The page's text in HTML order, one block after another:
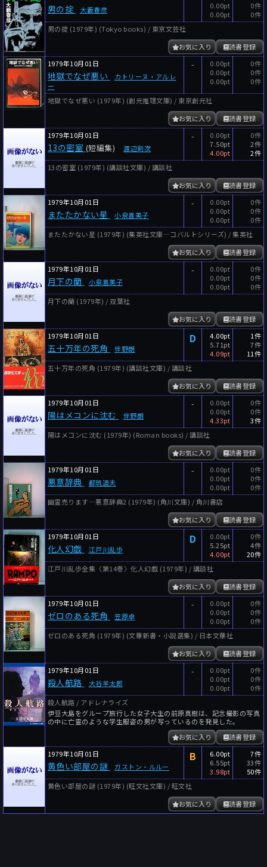
男の掟 大藪春彦
0.00pt
0.00pt
0件
0件
男の掟 (1979年) (Tokyo books) / 東京文芸社
読書登録
お気に入り
1979年10月01日
地獄でなぜ悪い
カトリーヌ・アルレ
ー
-
0.00pt
0.00pt
0.00pt
0件
0件
0件
地獄でなぜ悪い (1979年) (創元推理文庫) / 東京創元社
読書登録
お気に入り
1979年10月01日
13の密室 (短編集) 渡辺剣次
-
0.00pt
7.50pt
4.00pt
0件
2件
2件
13の密室 (1979年) (講談社文庫) / 講談社
読書登録
お気に入り
1979年10月01日
またたかない星 小泉喜美子
-
0.00pt
0.00pt
0.00pt
0件
0件
0件
またたかない星 (1979年) (集英社文庫―コバルトシリーズ) / 集英社
読書登録
お気に入り
1979年10月01日
月下の蘭 小泉喜美子
-
0.00pt
0.00pt
0.00pt
0件
0件
0件
月下の蘭 (1979年) / 双葉社
読書登録
お気に入り
1979年10月01日
五十万年の死角 伴野朗
D
4.00pt
5.71pt
4.09pt
1件
7件
11件
五十万年の死角 (1979年) (講談社文庫) / 講談社
読書登録
お気に入り
1979年10月01日
陽はメコンに沈む 伴野朗
-
0.00pt
0.00pt
4.33pt
0件
0件
3件
陽はメコンに沈む (1979年) (Roman books) / 講談社
読書登録
お気に入り
1979年10月01日
悪意辞典 都筑道夫
-
0.00pt
0.00pt
0.00pt
0件
0件
0件
幽霊売ります―悪意辞典2 (1979年) (角川文庫) / 角川書店
読書登録
お気に入り
1979年10月01日
化人幻戯 江戸川乱歩
D
0.00pt
5.25pt
4.00pt
0件
4件
20件
江戸川乱歩全集〈第14巻〉化人幻戯 (1979年) / 講談社
読書登録
お気に入り
1979年10月01日
ゼロのある死角 笠原卓
-
0.00pt
0.00pt
0.00pt
0件
0件
0件
ゼロのある死角 (1979年) (文華新書・小説選集) / 日本文華社
読書登録
お気に入り
1979年10月01日
殺人航路 大谷羊太郎
-
0.00pt
0.00pt
0.00pt
0件
0件
0件
殺人航路 / アドレナライズ
伊豆大島をグループ旅行した女子大生の前原真樹は、記念撮影の写真
の中に亡霊のような学生服姿の男が写っているのを発見した。
読書登録
お気に入り
1979年10月01日
黄色い部屋の謎 ガストン・ルルー
B
6.00pt
6.55pt
3.98pt
7件
33件
50件
黄色い部屋の謎 (1979年) (旺文社文庫) / 旺文社
読書登録
お気に入り